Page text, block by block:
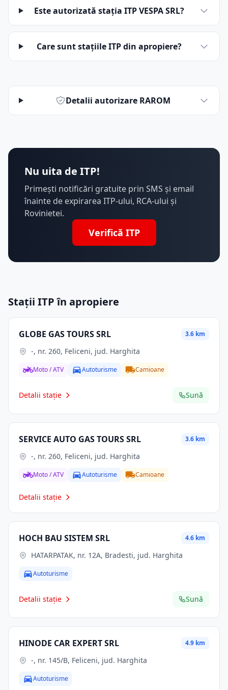
Este autorizată stația ITP VESPA SRL?
Care sunt stațiile ITP din apropiere?
Detalii autorizare RAROM
Nu uita de ITP!
Primești notificări gratuite prin SMS și email
înainte de expirarea ITP-ului, RCA-ului și
Rovinietei.
Verifică ITP
Stații ITP în apropiere
GLOBE GAS TOURS SRL 3.6 km
-, nr. 260, Feliceni, jud. Harghita
Moto / ATV Autoturisme Camioane
Detalii stație Sună
SERVICE AUTO GAS TOURS SRL 3.6 km
-, nr. 260, Feliceni, jud. Harghita
Moto / ATV Autoturisme Camioane
Detalii stație
HOCH BAU SISTEM SRL 4.6 km
HATARPATAK, nr. 12A, Bradesti, jud. Harghita
Autoturisme
Detalii stație Sună
HINODE CAR EXPERT SRL 4.9 km
-, nr. 145/B, Feliceni, jud. Harghita
Autoturisme